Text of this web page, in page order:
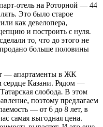
отель на Роторной — 44
Это было старое
как девелопера,
и построить с нуля.
то, что до этого не
больше половины
— апартаменты в ЖК
сердце Казани. Рядом —
слобода. В этом
поэтому предлагаем
— от 6 до 8 лет, в
самая выгодная цена.